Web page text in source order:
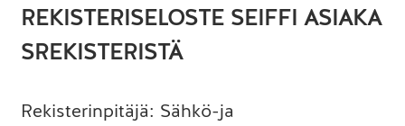
UKK
REKISTERISELOSTE SEIFFI ASIAKA
SREKISTERISTÄ
Rekisterinpitäjä: Sähkö-ja